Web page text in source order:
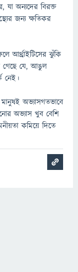
যা অন্যদের বিরক্ত
জন্য ক্ষতিকর
ঝুঁকি
গেছে যে, আঙুল
নেই।
অভ্যাসগতভাবে
অভ্যাস খুব বেশি
কমিয়ে দিতে